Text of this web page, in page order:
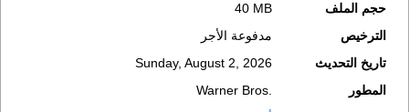
حجم الملف
40 MB
الترخيص
مدفوعة الأجر
تاريخ التحديث
Sunday, August 2, 2026
المطور
Warner Bros.